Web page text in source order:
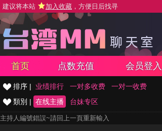
建议将本站 加入收藏 ，方便日后找寻
首页 点数充值 会员登入
排序 | 业绩排行 一对多收费 一对一收费
類別 | 在线主播 台妹专区
主持人編號錯誤~請回上一頁重新輸入